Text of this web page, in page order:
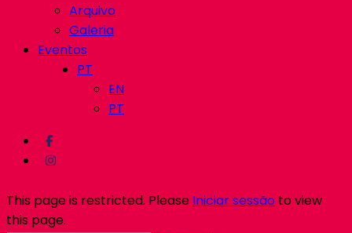
Arquivo
Galeria
Eventos
PT
EN
PT
This page is restricted. Please Iniciar sessão to view
this page.